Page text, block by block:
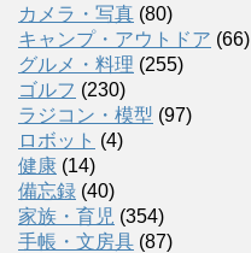
カメラ・写真 (80)
キャンプ・アウトドア (66)
グルメ・料理 (255)
ゴルフ (230)
ラジコン・模型 (97)
ロボット (4)
健康 (14)
備忘録 (40)
家族・育児 (354)
手帳・文房具 (87)